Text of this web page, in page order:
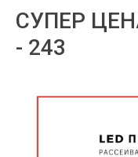
СУПЕР
- 243